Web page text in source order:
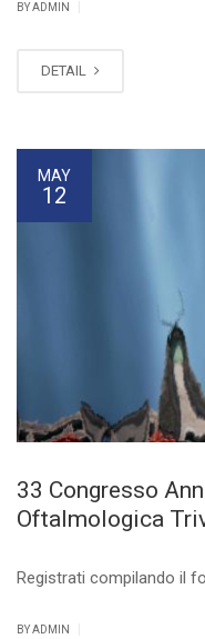
BY ADMIN
DETAIL
MAY
12
33 Congresso
Oftalmologica
Registrati compilando il
BY ADMIN